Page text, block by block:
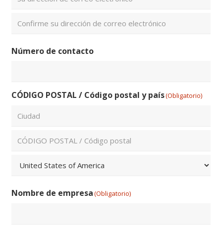
un
email
Número de contacto
CÓDIGO POSTAL / Código postal y país(Obligatorio)
Postal
Nombre de empresa(Obligatorio)